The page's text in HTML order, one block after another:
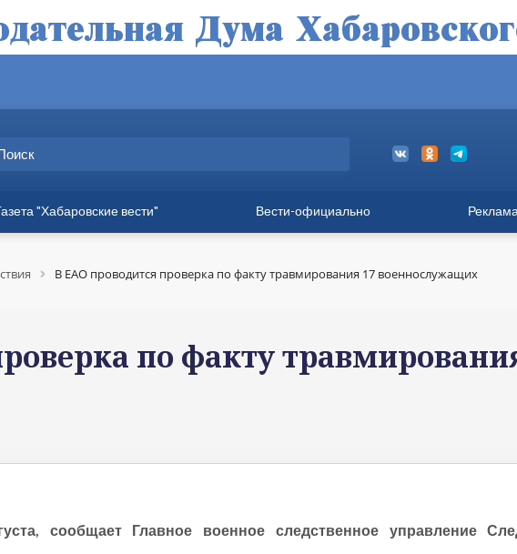
"Хабаровские вести"
для хабаровчан
Вести-официально Реклама
В ЕАО проводится проверка по факту травмирования 17 военнослужащих
по факту
сообщает Главное военное следственное управление